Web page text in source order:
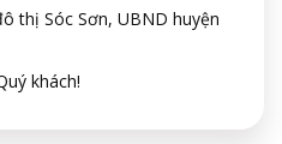
thị Sóc Sơn, UBND huyện
khách!